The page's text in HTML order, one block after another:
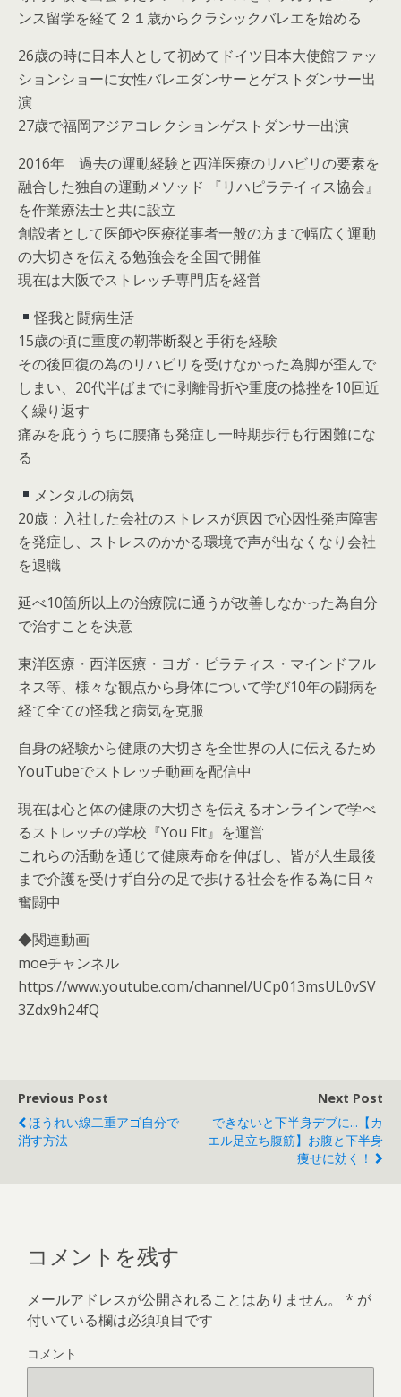
ンス留学を経て２１歳からクラシックバレエを始める
26歳の時に日本人として初めてドイツ日本大使館ファッ
ションショーに女性バレエダンサーとゲストダンサー出
演
27歳で福岡アジアコレクションゲストダンサー出演
2016年 過去の運動経験と西洋医療のリハビリの要素を
融合した独自の運動メソッド 『リハピラテイィス協会』
を作業療法士と共に設立
創設者として医師や医療従事者一般の方まで幅広く運動
の大切さを伝える勉強会を全国で開催
現在は大阪でストレッチ専門店を経営
怪我と闘病生活
15歳の頃に重度の靭帯断裂と手術を経験
その後回復の為のリハビリを受けなかった為脚が歪んで
しまい、20代半ばまでに剥離骨折や重度の捻挫を10回近
く繰り返す
痛みを庇ううちに腰痛も発症し一時期歩行も行困難にな
る
メンタルの病気
20歳：入社した会社のストレスが原因で心因性発声障害
を発症し、ストレスのかかる環境で声が出なくなり会社
を退職
延べ10箇所以上の治療院に通うが改善しなかった為自分
で治すことを決意
東洋医療・西洋医療・ヨガ・ピラティス・マインドフル
ネス等、様々な観点から身体について学び10年の闘病を
経て全ての怪我と病気を克服
自身の経験から健康の大切さを全世界の人に伝えるため
YouTubeでストレッチ動画を配信中
現在は心と体の健康の大切さを伝えるオンラインで学べ
るストレッチの学校『You Fit』を運営
これらの活動を通じて健康寿命を伸ばし、皆が人生最後
まで介護を受けず自分の足で歩ける社会を作る為に日々
奮闘中
◆関連動画
moeチャンネル
https://www.youtube.com/channel/UCp013msUL0vSV
3Zdx9h24fQ
Previous Post
ほうれい線二重アゴ自分で
消す方法
Next Post
できないと下半身デブに...【カ
エル足立ち腹筋】お腹と下半身
痩せに効く！
コメントを残す
メールアドレスが公開されることはありません。 * が
付いている欄は必須項目です
コメント